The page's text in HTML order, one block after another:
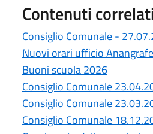
Contenuti correlati
Consiglio Comunale -
Nuovi orari ufficio
Buoni scuola 2026
Consiglio Comunale
Consiglio Comunale
Consiglio Comunale